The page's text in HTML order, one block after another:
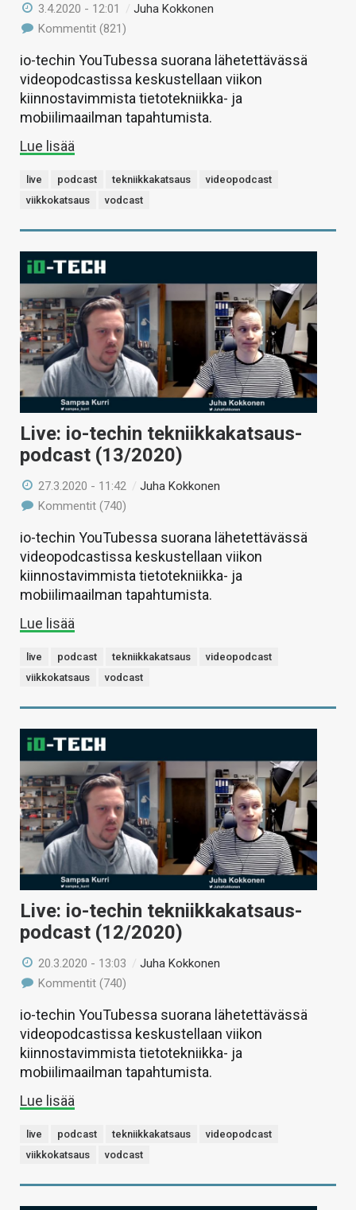
3.4.2020 - 12:01 /Juha Kokkonen
Kommentit (821)
io-techin YouTubessa suorana lähetettävässä
videopodcastissa keskustellaan viikon
kiinnostavimmista tietotekniikka- ja
mobiilimaailman tapahtumista.
Lue lisää
live podcast tekniikkakatsaus
videopodcast
viikkokatsaus
vodcast
Live: io-techin tekniikkakatsaus-
podcast (13/2020)
27.3.2020 - 11:42 /Juha Kokkonen
Kommentit (740)
io-techin YouTubessa suorana lähetettävässä
videopodcastissa keskustellaan viikon
kiinnostavimmista tietotekniikka- ja
mobiilimaailman tapahtumista.
Lue lisää
live podcast tekniikkakatsaus
videopodcast
viikkokatsaus
vodcast
Live: io-techin tekniikkakatsaus-
podcast (12/2020)
20.3.2020 - 13:03 /Juha Kokkonen
Kommentit (740)
io-techin YouTubessa suorana lähetettävässä
videopodcastissa keskustellaan viikon
kiinnostavimmista tietotekniikka- ja
mobiilimaailman tapahtumista.
Lue lisää
live podcast tekniikkakatsaus
videopodcast
viikkokatsaus
vodcast